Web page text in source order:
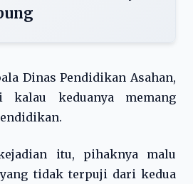
Dinas Pendidikan Asahan,
kalau keduanya memang
itu, pihaknya malu
tidak terpuji dari kedua